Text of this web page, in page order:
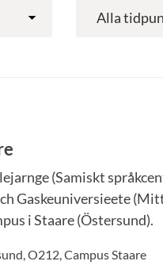
(Samiskt
Gaskeuniversieete
i Staare (Östersund).
,O212, Campus Staare